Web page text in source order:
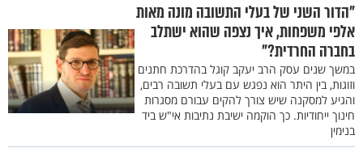
"הדור השני של בעלי התשובה מונה מאות
אלפי משפחות, איך נצפה שהוא ישתלב
בחברה החרדית?"
במשך שנים עסק הרב יעקב קוגל בהדרכת חתנים
וזוגות, בין היתר הוא נפגש עם בעלי תשובה רבים,
והגיע למסקנה שיש צורך להקים עבורם מסגרות
חינוך ייחודיות. כך הוקמה ישיבת נתיבות אי"ש ביד
בנימין